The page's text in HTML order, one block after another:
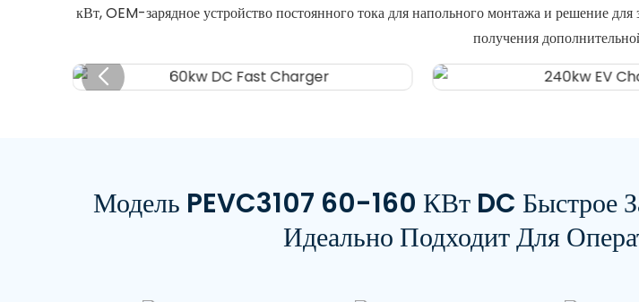
кВт, OEM-зарядное устройство постоянного тока для напольного монтажа и решение
получения
Модель PEVC3107 60-160 КВт DC Быстрое
Идеально Подходит Для